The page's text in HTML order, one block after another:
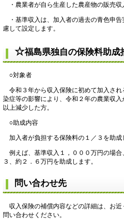
・農業者が自ら生産した農産物の販売収
・基準収入は、加入者の過去の青色申
慮して設定します。
☆福島県独自の保険料助成
○対象者
令和３年から収入保険に初めて加入さ
染症等の影響により、令和２年の農業収
以上減少した方。
○助成内容
加入者が負担する保険料の１／３を助成
例えば、基準収入１，０００万円の場合
３、約２．６万円を助成します。
問い合わせ先
収入保険の補償内容などの詳細は、お近
問い合わせください。